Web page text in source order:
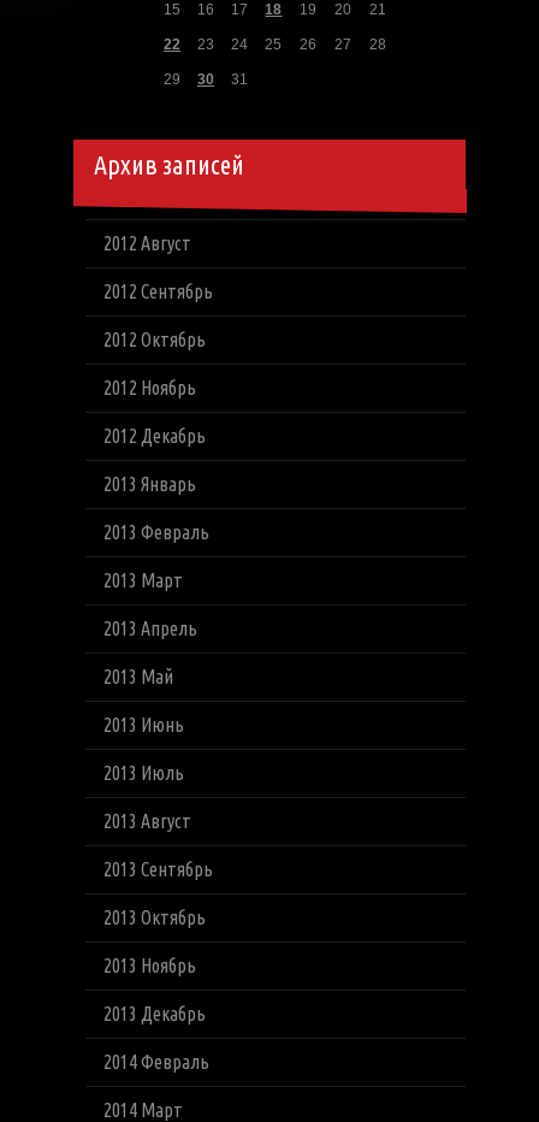
15 16 17 18 19 20 21
22 23 24 25 26 27 28
29 30 31
Архив записей
2012 Август
2012 Сентябрь
2012 Октябрь
2012 Ноябрь
2012 Декабрь
2013 Январь
2013 Февраль
2013 Март
2013 Апрель
2013 Май
2013 Июнь
2013 Июль
2013 Август
2013 Сентябрь
2013 Октябрь
2013 Ноябрь
2013 Декабрь
2014 Февраль
2014 Март